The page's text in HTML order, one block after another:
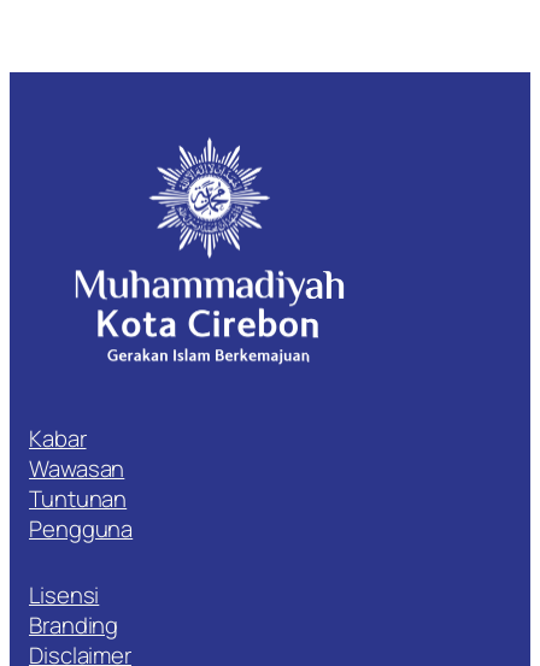
Kabar
Wawasan
Tuntunan
Pengguna
Lisensi
Branding
Disclaimer